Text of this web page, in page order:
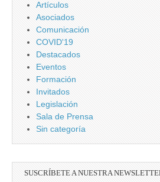
Artículos
Asociados
Comunicación
COVID'19
Destacados
Eventos
Formación
Invitados
Legislación
Sala de Prensa
Sin categoría
SUSCRÍBETE A NUESTRA